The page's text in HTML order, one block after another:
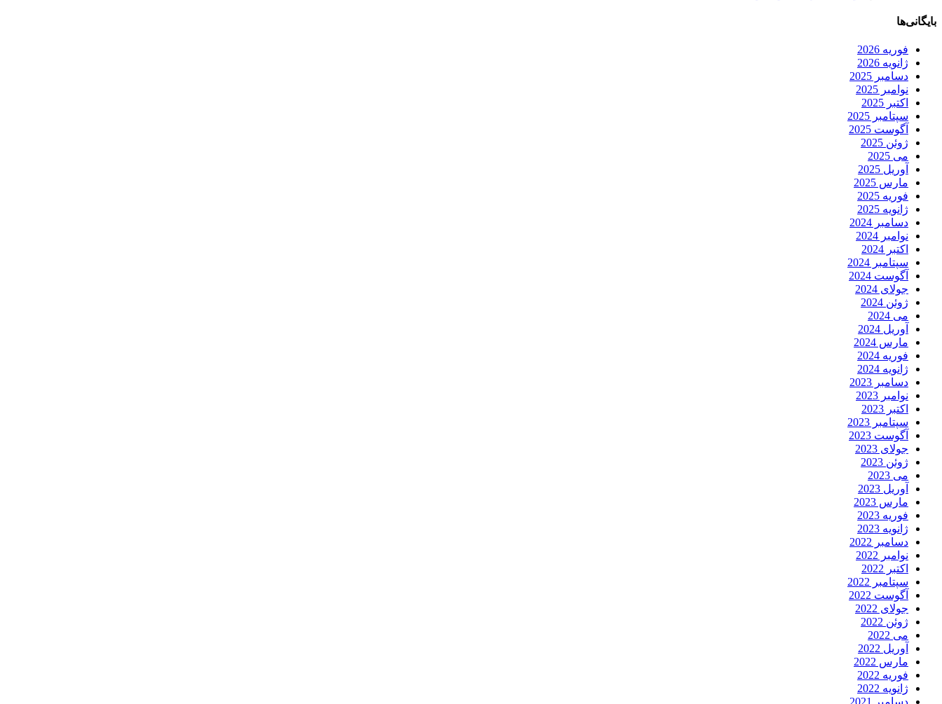
بایگانی‌ها
فوریه 2026
ژانویه 2026
دسامبر 2025
نوامبر 2025
اکتبر 2025
سپتامبر 2025
آگوست 2025
ژوئن 2025
می 2025
آوریل 2025
مارس 2025
فوریه 2025
ژانویه 2025
دسامبر 2024
نوامبر 2024
اکتبر 2024
سپتامبر 2024
آگوست 2024
جولای 2024
ژوئن 2024
می 2024
آوریل 2024
مارس 2024
فوریه 2024
ژانویه 2024
دسامبر 2023
نوامبر 2023
اکتبر 2023
سپتامبر 2023
آگوست 2023
جولای 2023
ژوئن 2023
می 2023
آوریل 2023
مارس 2023
فوریه 2023
ژانویه 2023
دسامبر 2022
نوامبر 2022
اکتبر 2022
سپتامبر 2022
آگوست 2022
جولای 2022
ژوئن 2022
می 2022
آوریل 2022
مارس 2022
فوریه 2022
ژانویه 2022
دسامبر 2021